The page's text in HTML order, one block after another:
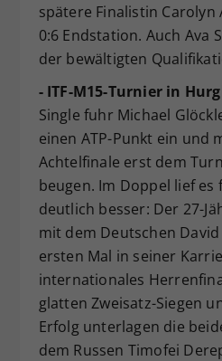
spätere Finalistin Carolyn
0:6 Endstation. Auch Ava
der bewältigten
- ITF-M15-Turnier in
Single fuhr Michael
einen ATP-Punkt ein und
Achtelfinale erst dem
beugen. Im Doppel lief
deutlich besser: Der 27-
mit dem Deutschen
ersten Mal in seiner
internationales
glatten Zweisatz-Siegen
Erfolg unterlagen die
dem Russen Timofei